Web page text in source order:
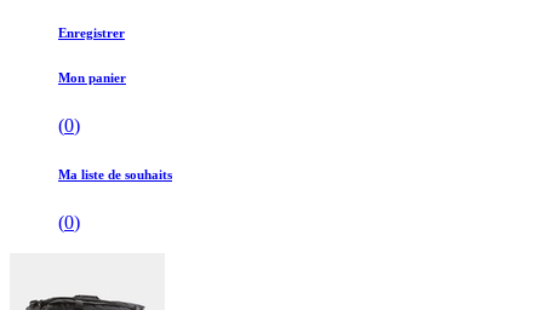
Enregistrer
Mon panier
(0)
Ma liste de souhaits
(0)